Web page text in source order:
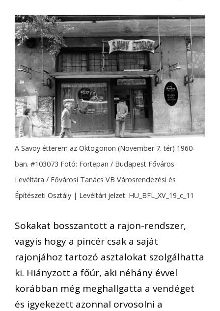
A Savoy étterem az Oktogonon (November 7. tér) 1960-
ban. #103073 Fotó: Fortepan / Budapest Főváros
Levéltára / Fővárosi Tanács VB Városrendezési és
Építészeti Osztály | Levéltári jelzet: HU_BFL_XV_19_c_11
Sokakat bosszantott a rajon-rendszer,
vagyis hogy a pincér csak a saját
rajonjához tartozó asztalokat szolgálhatta
ki. Hiányzott a főúr, aki néhány évvel
korábban még meghallgatta a vendéget
és igyekezett azonnal orvosolni a